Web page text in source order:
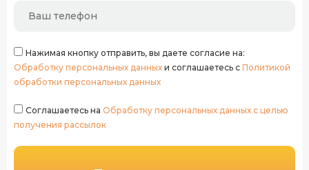
Нажимая кнопку отправить, вы даете согласие на:
Обработку персональных данных и соглашаетесь с Политикой
обработки персональных данных
Соглашаетесь на Обработку персональных данных с целью
получения рассылок